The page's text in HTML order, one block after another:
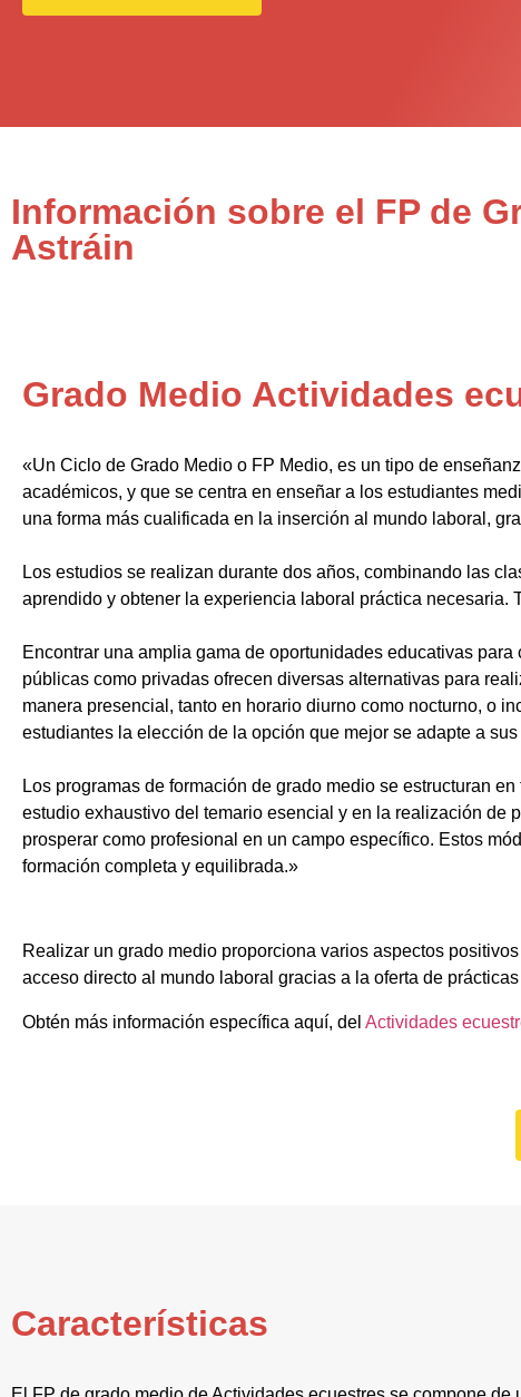
Información sobre el FP de
Astráin
Grado Medio Actividades
«Un Ciclo de Grado Medio o FP Medio, es un tipo de
académicos, y que se centra en enseñar a los estudiantes
una forma más cualificada en la inserción al mundo laboral,
Los estudios se realizan durante dos años, combinando las
aprendido y obtener la experiencia laboral práctica necesaria.
Encontrar una amplia gama de oportunidades educativas
públicas como privadas ofrecen diversas alternativas para
manera presencial, tanto en horario diurno como nocturno, o
estudiantes la elección de la opción que mejor se adapte a
Los programas de formación de grado medio se estructuran
estudio exhaustivo del temario esencial y en la realización
prosperar como profesional en un campo específico. Estos
formación completa y equilibrada.»
Realizar un grado medio proporciona varios aspectos
acceso directo al mundo laboral gracias a la oferta de
Obtén más información específica aquí, del Actividades
Características